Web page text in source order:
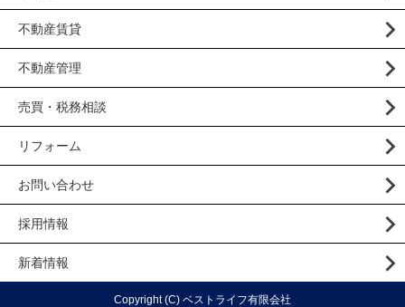
不動産賃貸
不動産管理
売買・税務相談
リフォーム
お問い合わせ
採用情報
新着情報
Copyright (C) ベストライフ有限会社